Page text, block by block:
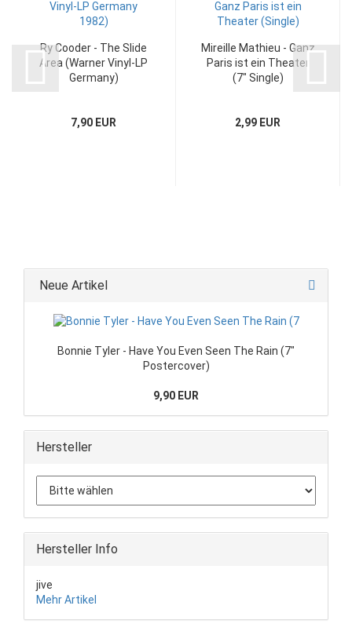
Ry Cooder - The Slide
Area (Warner Vinyl-LP
Germany)
7,90 EUR
Mireille Mathieu - Ganz
Paris ist ein Theater
(7" Single)
2,99 EUR
Neue Artikel
Bonnie Tyler - Have You Even Seen The Rain (7"
Postercover)
9,90 EUR
Hersteller
Hersteller Info
jive
Mehr Artikel